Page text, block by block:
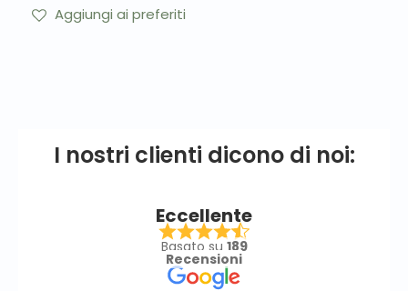
Aggiungi ai preferiti
I nostri clienti dicono di noi:
Eccellente
Basato su 189
Recensioni